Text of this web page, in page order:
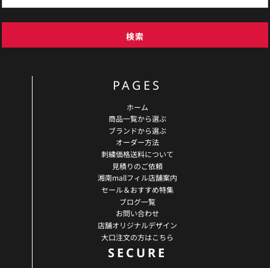
検索
PAGES
ホーム
商品一覧から選ぶ
ブランドから選ぶ
オーダー方法
刺繍価格送料について
見積りのご依頼
湘南mallフィル店舗案内
セール＆おすすめ特集
ブログ一覧
お問い合わせ
店舗オリジナルデザイン
大口注文の方はこちら
SECURE